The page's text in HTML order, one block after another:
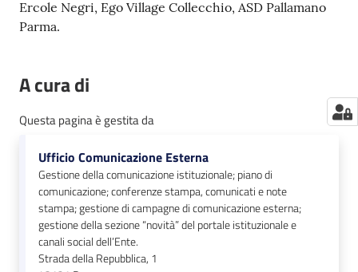
Ercole Negri, Ego Village Collecchio, ASD Pallamano
Parma.
A cura di
Questa pagina è gestita da
Ufficio Comunicazione Esterna
Gestione della comunicazione istituzionale; piano di
comunicazione; conferenze stampa, comunicati e note
stampa; gestione di campagne di comunicazione esterna;
gestione della sezione “novità” del portale istituzionale e
canali social dell’Ente.
Strada della Repubblica, 1